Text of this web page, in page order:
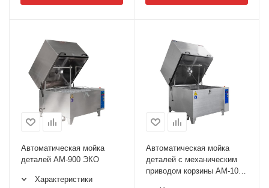
Автоматическая мойка
деталей АМ-900 ЭКО
Характеристики
Автоматическая мойка
деталей с механическим
приводом корзины АМ-1000